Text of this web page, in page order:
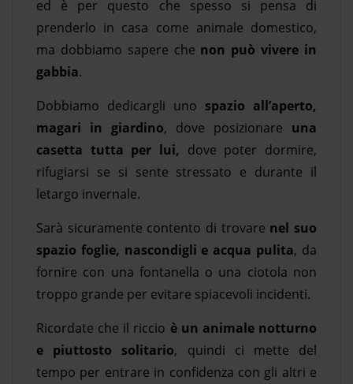
ed è per questo che spesso si pensa di
prenderlo in casa come animale domestico,
ma dobbiamo sapere che non può vivere in
gabbia.
Dobbiamo dedicargli uno spazio all’aperto,
magari in giardino, dove posizionare una
casetta tutta per lui, dove poter dormire,
rifugiarsi se si sente stressato e durante il
letargo invernale.
Sarà sicuramente contento di trovare nel suo
spazio foglie, nascondigli e acqua pulita, da
fornire con una fontanella o una ciotola non
troppo grande per evitare spiacevoli incidenti.
Ricordate che il riccio è un animale notturno
e piuttosto solitario, quindi ci mette del
tempo per entrare in confidenza con gli altri e